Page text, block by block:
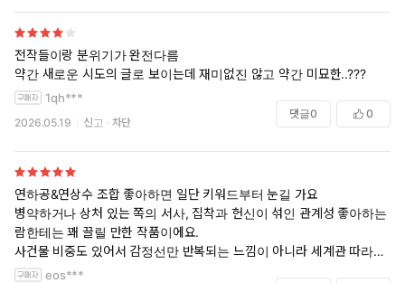
전작들이랑 분위기가 완전다름
약간 새로운 시도의 글로 보이는데 재미없진 않고 약간 미묘한..???
1qh***
2026.05.19 신고 차단
댓글0 0
연하공&연상수 조합 좋아하면 일단 키워드부터 눈길 가요
병약하거나 상처 있는 쪽의 서사, 집착과 헌신이 섞인 관계성 좋아하는 사
람한테는 꽤 끌릴 만한 작품이에요.
사건물 비중도 있어서 감정선만 반복되는 느낌이 아니라 세계관 따라가
는 재미도 있습니다. 천천히 쌓이는 관계 좋아하면 취향 맞을 듯
eos***